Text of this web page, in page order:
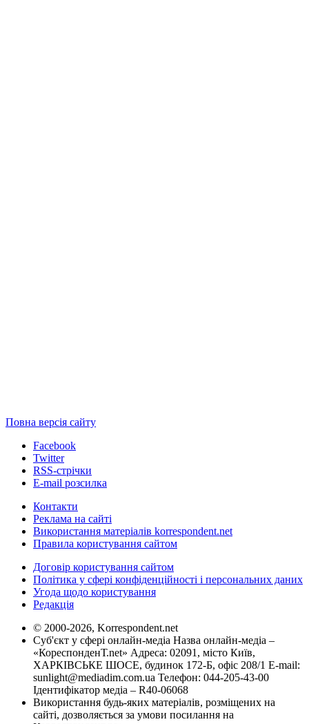
Повна версія сайту
Facebook
Twitter
RSS-стрічки
E-mail розсилка
Контакти
Реклама на сайті
Використання матеріалів korrespondent.net
Правила користування сайтом
Договір користування сайтом
Політика у сфері конфіденційності і персональних даних
Угода щодо користування
Редакція
© 2000-2026, Korrespondent.net
Суб'єкт у сфері онлайн-медіа Назва онлайн-медіа –
«КореспонденТ.net» Адреса: 02091, місто Київ,
ХАРКІВСЬКЕ ШОСЕ, будинок 172-Б, офіс 208/1 E-mail:
sunlight@mediadim.com.ua Телефон: 044-205-43-00
Ідентифікатор медіа – R40-06068
Використання будь-яких матеріалів, розміщених на
сайті, дозволяється за умови посилання на